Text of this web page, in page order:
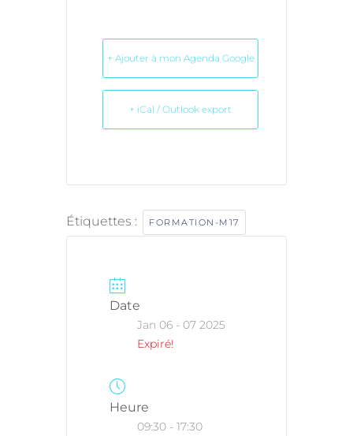
+ Ajouter à mon Agenda Google
+ iCal / Outlook export
Étiquettes : FORMATION-M17
Date
Jan 06 - 07 2025
Expiré!
Heure
09:30 - 17:30